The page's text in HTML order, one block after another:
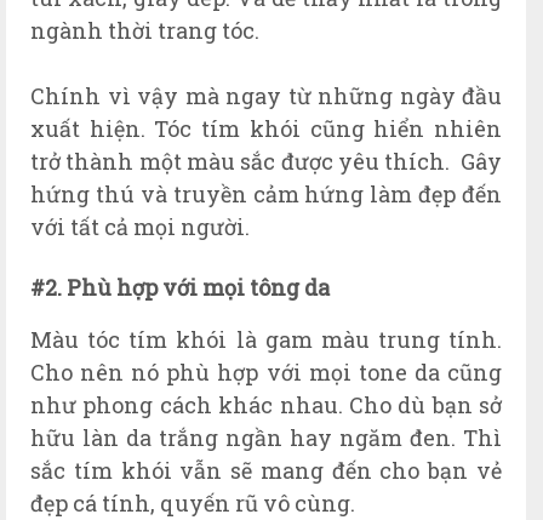
ngành thời trang tóc.
Chính vì vậy mà ngay từ những ngày đầu
xuất hiện. Tóc tím khói cũng hiển nhiên
trở thành một màu sắc được yêu thích. Gây
hứng thú và truyền cảm hứng làm đẹp đến
với tất cả mọi người.
#2. Phù hợp với mọi tông da
Màu tóc tím khói là gam màu trung tính.
Cho nên nó phù hợp với mọi tone da cũng
như phong cách khác nhau. Cho dù bạn sở
hữu làn da trắng ngần hay ngăm đen. Thì
sắc tím khói vẫn sẽ mang đến cho bạn vẻ
đẹp cá tính, quyến rũ vô cùng.